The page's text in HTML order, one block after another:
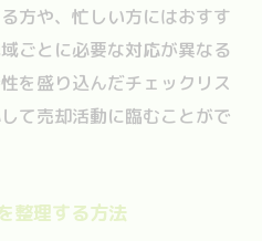
方や、忙しい方にはおすす
ごとに必要な対応が異なる
を盛り込んだチェックリス
て売却活動に臨むことがで
整理する方法